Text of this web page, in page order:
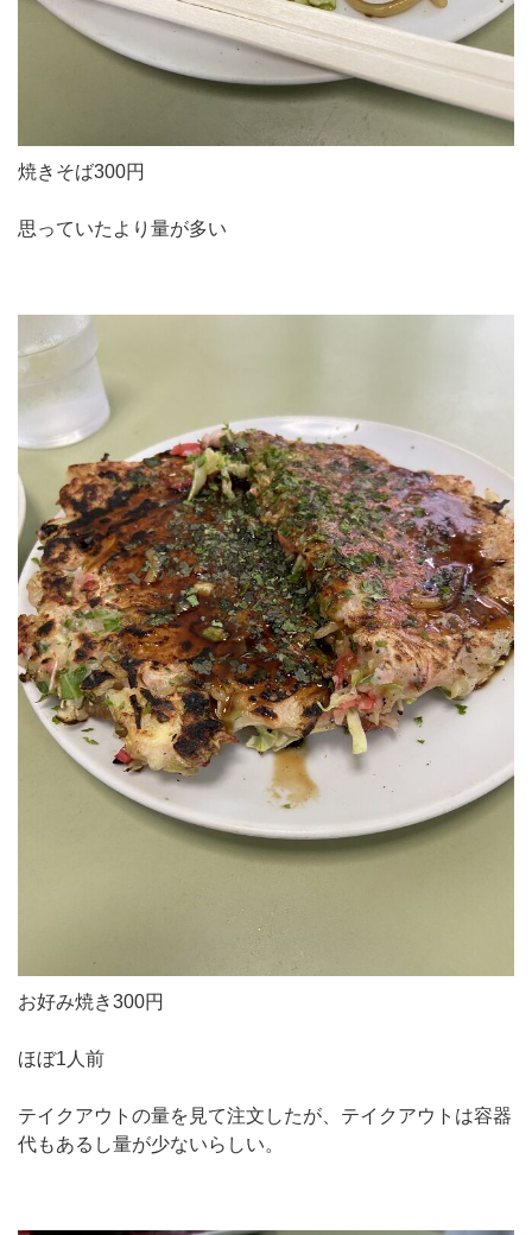
焼きそば300円
思っていたより量が多い
お好み焼き300円
ほぼ1人前
テイクアウトの量を見て注文したが、テイクアウトは容器
代もあるし量が少ないらしい。